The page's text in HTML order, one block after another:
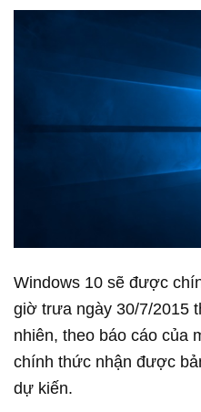
Windows 10 sẽ được
giờ trưa ngày 30/7/2015
nhiên, theo báo cáo của
chính thức nhận được
dự kiến.